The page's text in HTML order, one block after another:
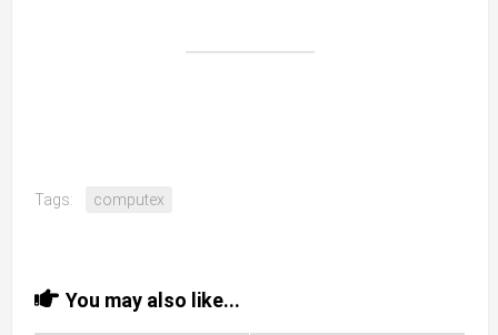
Tags: computex
You may also like...